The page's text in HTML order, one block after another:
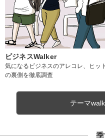
ビジネスWalker
気になるビジネスのアレコレ、ヒット
の裏側を徹底調査
テーマ